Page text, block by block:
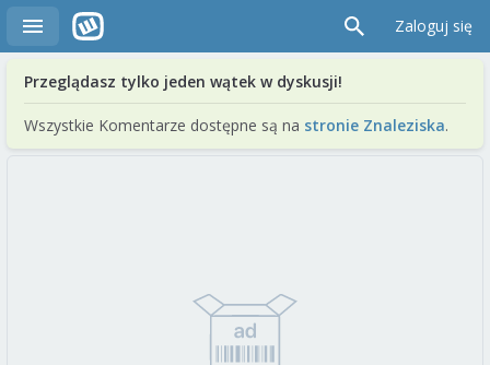
Zaloguj się
Przeglądasz tylko jeden wątek w dyskusji!
Wszystkie Komentarze dostępne są na stronie Znaleziska.